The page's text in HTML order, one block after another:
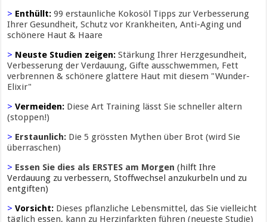
> Enthüllt:99 erstaunliche Kokosöl Tipps zur Verbesserung
Ihrer Gesundheit, Schutz vor Krankheiten, Anti-Aging und
schönere Haut & Haare
> Neuste Studien zeigen:Stärkung Ihrer Herzgesundheit,
Verbesserung der Verdauung, Gifte ausschwemmen, Fett
verbrennen & schönere glattere Haut mit diesem "Wunder-
Elixir"
> Vermeiden: Diese Art Training lässt Sie schneller altern
(stoppen!)
> Erstaunlich: Die 5 grössten Mythen über Brot (wird Sie
überraschen)
> Essen Sie dies als ERSTES am Morgen (hilft Ihre
Verdauung zu verbessern, Stoffwechsel anzukurbeln und zu
entgiften)
> Vorsicht: Dieses pflanzliche Lebensmittel, das Sie vielleicht
täglich essen, kann zu Herzinfarkten führen (neueste Studie)